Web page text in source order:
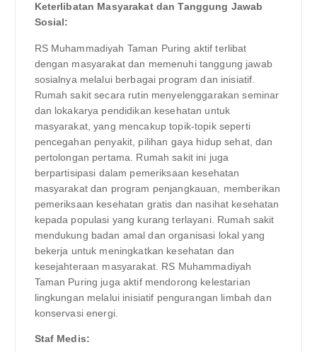
Keterlibatan Masyarakat dan Tanggung Jawab
Sosial:
RS Muhammadiyah Taman Puring aktif terlibat
dengan masyarakat dan memenuhi tanggung jawab
sosialnya melalui berbagai program dan inisiatif.
Rumah sakit secara rutin menyelenggarakan seminar
dan lokakarya pendidikan kesehatan untuk
masyarakat, yang mencakup topik-topik seperti
pencegahan penyakit, pilihan gaya hidup sehat, dan
pertolongan pertama. Rumah sakit ini juga
berpartisipasi dalam pemeriksaan kesehatan
masyarakat dan program penjangkauan, memberikan
pemeriksaan kesehatan gratis dan nasihat kesehatan
kepada populasi yang kurang terlayani. Rumah sakit
mendukung badan amal dan organisasi lokal yang
bekerja untuk meningkatkan kesehatan dan
kesejahteraan masyarakat. RS Muhammadiyah
Taman Puring juga aktif mendorong kelestarian
lingkungan melalui inisiatif pengurangan limbah dan
konservasi energi.
Staf Medis: